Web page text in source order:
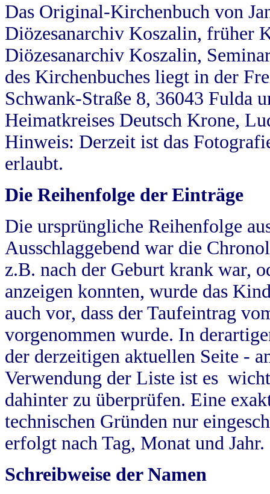
Das Original-Kirchenbuch von
Diözesanarchiv Koszalin, früher
Diözesanarchiv Koszalin,
des Kirchenbuches liegt in der
Schwank-Straße 8, 36043 Fulda
Heimatkreises Deutsch Krone,
Hinweis: Derzeit ist das
erlaubt.
Die Reihenfolge der Einträge
Die ursprüngliche Reihenfolge
Ausschlaggebend war die
z.B. nach der Geburt krank war,
anzeigen konnten, wurde das
auch vor, dass der Taufeintrag
vorgenommen wurde. In
der derzeitigen aktuellen Seite -
Verwendung der Liste ist es
dahinter zu überprüfen. Eine
technischen Gründen nur
erfolgt nach Tag, Monat und Jahr.
Schreibweise der Namen